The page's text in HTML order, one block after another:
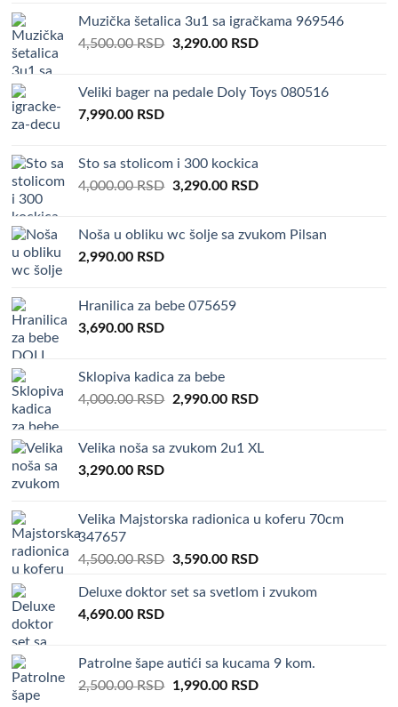
4,000.00 RSD.3,290.00 RSD.
Muzička šetalica 3u1 sa igračkama 969546
4,500.00RSD Original
4,500.00 RSD.
3,290.00 RSDCurrent
3,290.00 RSD.
Veliki bager na pedale Doly Toys 080516
7,990.00 RSD
Sto sa stolicom i 300 kockica
4,000.00RSD Original
4,000.00 RSD.
3,290.00 RSDCurrent
3,290.00 RSD.
Noša u obliku wc šolje sa zvukom Pilsan
2,990.00 RSD
Hranilica za bebe 075659
3,690.00 RSD
Sklopiva kadica za bebe
4,000.00RSD Original
4,000.00 RSD.
2,990.00 RSDCurrent
2,990.00 RSD.
Velika noša sa zvukom 2u1 XL
3,290.00 RSD
Velika Majstorska radionica u koferu 70cm
347657
4,500.00RSD Original
was:
3,590.00 RSDCurrent
is:
Deluxe doktor set sa svetlom i zvukom
4,690.00 RSD
Patrolne šape autići sa kucama 9 kom.
2,500.00RSD Original
1,990.00 RSDCurrent